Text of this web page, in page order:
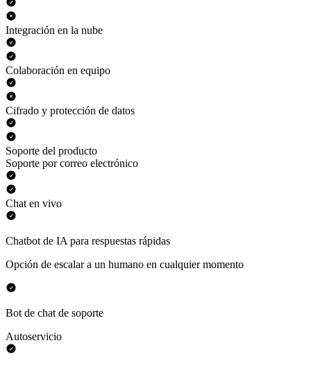
Integración en la nube
Colaboración en equipo
Cifrado y protección de datos
Soporte del producto
Soporte por correo electrónico
Chat en vivo
Chatbot de IA para respuestas rápidas
Opción de escalar a un humano en cualquier momento
Bot de chat de soporte
Autoservicio